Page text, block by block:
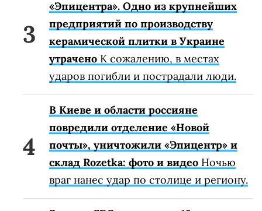
«Эпицентра». Одно из крупнейших
предприятий по производству
керамической плитки в Украине
утрачено К сожалению, в местах
ударов погибли и пострадали люди.
В Киеве и области россияне
повредили отделение «Новой
почты», уничтожили «Эпицентр» и
склад Rozetka: фото и видео Ночью
враг нанес удар по столице и региону.